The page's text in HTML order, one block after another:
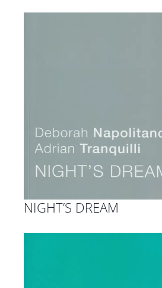
NIGHT’S DREAM